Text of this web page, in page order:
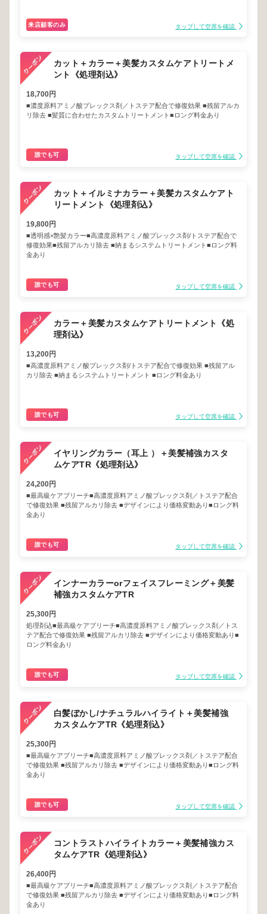
来店顧客のみ タップして空席を確認
カット＋カラー＋美髪カスタムケアトリートメ
ント《処理剤込》
18,700円
■濃度原料アミノ酸プレックス剤／トステア配合で修復効果 ■残留アルカ
リ除去 ■髪質に合わせたカスタムトリートメント■ロング料金あり
誰でも可 タップして空席を確認
カット＋イルミナカラー＋美髪カスタムケアト
リートメント《処理剤込》
19,800円
■透明感×艶髪カラー■高濃度原料アミノ酸プレックス剤/トステア配合で
修復効果■残留アルカリ除去 ■納まるシステムトリートメント■ロング料
金あり
誰でも可 タップして空席を確認
カラー＋美髪カスタムケアトリートメント《処
理剤込》
13,200円
■高濃度原料アミノ酸プレックス剤/トステア配合で修復効果 ■残留アル
カリ除去 ■納まるシステムトリートメント ■ロング料金あり
誰でも可 タップして空席を確認
イヤリングカラー（耳上 ）＋美髪補強カスタ
ムケアTR《処理剤込》
24,200円
■最高級ケアブリーチ■高濃度原料アミノ酸プレックス剤／トステア配合
で修復効果 ■残留アルカリ除去 ■デザインにより価格変動あり■ロング料
金あり
誰でも可 タップして空席を確認
インナーカラーorフェイスフレーミング＋美髪
補強カスタムケアTR
25,300円
処理剤込■最高級ケアブリーチ■高濃度原料アミノ酸プレックス剤／トス
テア配合で修復効果 ■残留アルカリ除去 ■デザインにより価格変動あり■
ロング料金あり
誰でも可 タップして空席を確認
白髪ぼかし/ナチュラルハイライト＋美髪補強
カスタムケアTR《処理剤込》
25,300円
■最高級ケアブリーチ■高濃度原料アミノ酸プレックス剤／トステア配合
で修復効果 ■残留アルカリ除去 ■デザインにより価格変動あり■ロング料
金あり
誰でも可 タップして空席を確認
コントラストハイライトカラー＋美髪補強カス
タムケアTR《処理剤込》
26,400円
■最高級ケアブリーチ■高濃度原料アミノ酸プレックス剤／トステア配合
で修復効果 ■残留アルカリ除去 ■デザインにより価格変動あり■ロング料
金あり